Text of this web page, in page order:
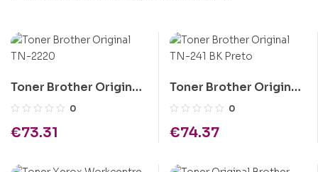
Toner Brother Original
TN-2220
0
€73.31
Toner Brother Original
TN-241 BK Preto
0
€74.37